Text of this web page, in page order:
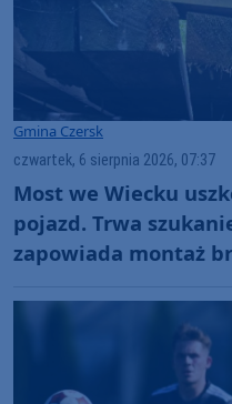
Gmina Czersk
czwartek, 6 sierpnia 2026, 07:37
Most we Wiecku
pojazd. Trwa
zapowiada montaż